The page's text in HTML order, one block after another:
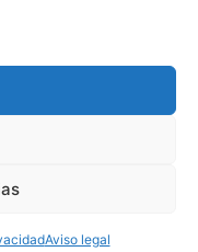
Aviso legal
Cookies – Mapa web